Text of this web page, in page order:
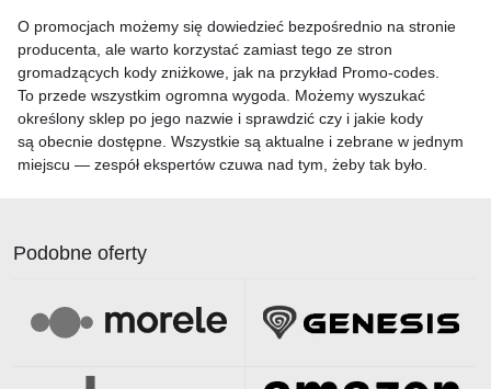
O promocjach możemy się dowiedzieć bezpośrednio na stronie
producenta, ale warto korzystać zamiast tego ze stron
gromadzących kody zniżkowe, jak na przykład Promo-codes.
To przede wszystkim ogromna wygoda. Możemy wyszukać
określony sklep po jego nazwie i sprawdzić czy i jakie kody
są obecnie dostępne. Wszystkie są aktualne i zebrane w jednym
miejscu — zespół ekspertów czuwa nad tym, żeby tak było.
Podobne oferty